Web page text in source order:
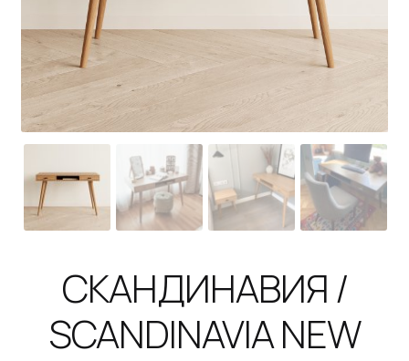
КОНТАКТЫ
SALE
СКАНДИНАВИЯ /
SCANDINAVIA NEW